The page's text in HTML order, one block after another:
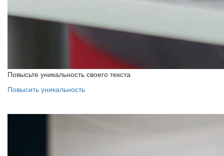
Повысьте уникальность своего текста
Повысить уникальность